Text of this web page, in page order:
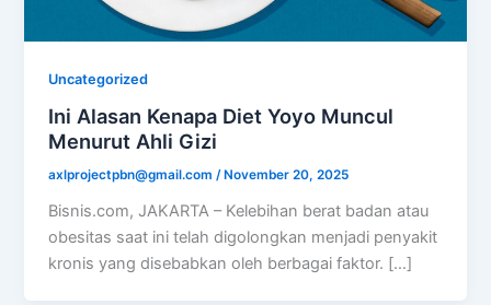
Uncategorized
Ini Alasan Kenapa Diet Yoyo Muncul
Menurut Ahli Gizi
axlprojectpbn@gmail.com/ November 20, 2025
Bisnis.com, JAKARTA – Kelebihan berat badan atau
obesitas saat ini telah digolongkan menjadi penyakit
kronis yang disebabkan oleh berbagai faktor. […]